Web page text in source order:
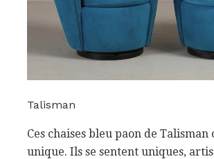
Talisman
Ces chaises bleu paon de
unique. Ils se sentent uniques,